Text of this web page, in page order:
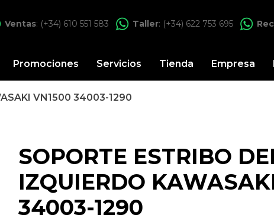
Ventas: (+34) 610 551 583 Taller: (+34) 622 753 695
Promociones Servicios Tienda Empresa
VN1500 34003-1290
SOPORTE ESTRIBO
IZQUIERDO
34003-1290